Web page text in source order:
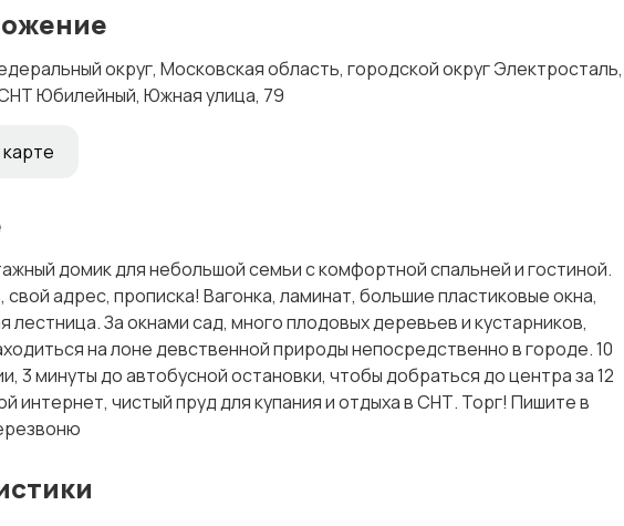
округ, Московская область, городской округ Электросталь,
Юбилейный, Южная улица, 79
домик для небольшой семьи с комфортной спальней и гостиной.
адрес, прописка! Вагонка, ламинат, большие пластиковые окна,
лестница. За окнами сад, много плодовых деревьев и кустарников,
на лоне девственной природы непосредственно в городе. 10
3 минуты до автобусной остановки, чтобы добраться до центра за 12
интернет, чистый пруд для купания и отдыха в СНТ. Торг! Пишите в